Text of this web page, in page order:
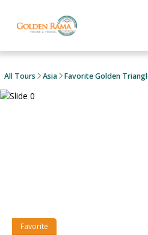
All Tours Asia
Favorite